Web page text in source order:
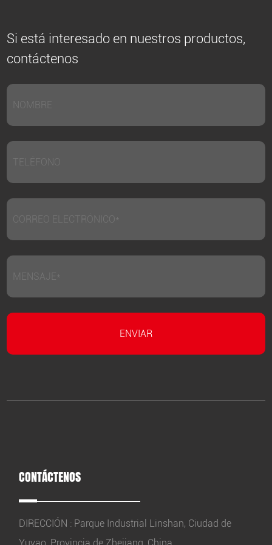
Si está interesado en nuestros productos,
contáctenos
CONTÁCTENOS
DIRECCIÓN : Parque Industrial Linshan, Ciudad de
Yuyao, Provincia de Zhejiang, China.